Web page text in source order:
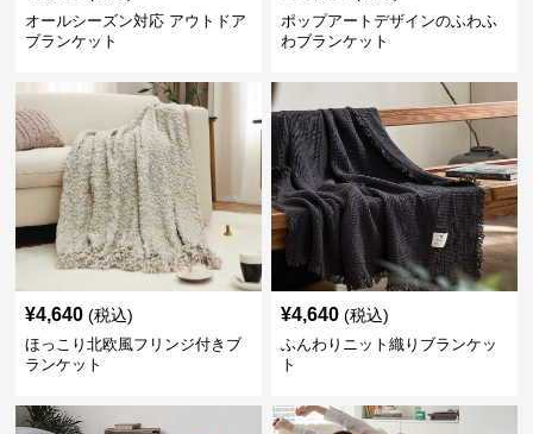
オールシーズン対応 アウトドア
ブランケット
ポップアートデザインのふわふ
わブランケット
¥4,640 (税込)
ほっこり北欧風フリンジ付きブ
ランケット
¥4,640 (税込)
ふんわりニット織りブランケッ
ト